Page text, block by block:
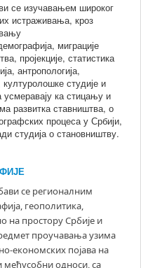
се изучавањем широког
истраживања, кроз
миграције
пројекције, статистика
антропологија,
студије и
ка стицању и
развитка ставништва, о
процеса у Србији,
студија о становништву.
се регионалним
геополитика,
на простору Србије и
проучавања узима
економских појава на
односи, са